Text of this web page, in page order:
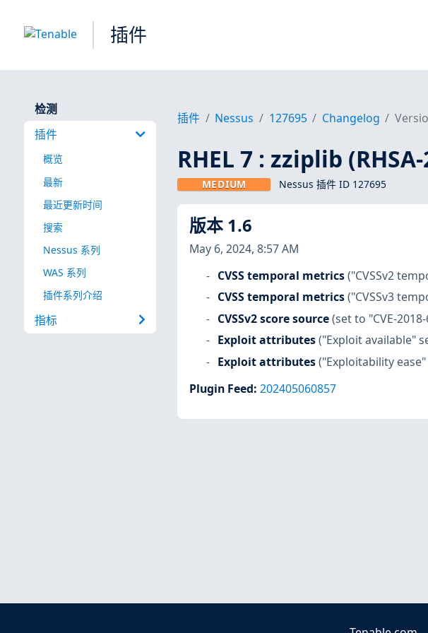
插件
检测
插件
概览
最新
最近更新时间
搜索
Nessus 系列
WAS 系列
插件系列介绍
指标
插件 Nessus 127695 Changelog
RHEL 7 : zziplib
MEDIUM Nessus 插件 ID 127695
版本 1.6
May 6, 2024, 8:57 AM
CVSS temporal metrics ("CVSSv2
CVSS temporal metrics ("CVSSv3
CVSSv2 score source (set to "CVE-
Exploit attributes ("Exploit available"
Exploit attributes ("Exploitability
Plugin Feed: 202405060857